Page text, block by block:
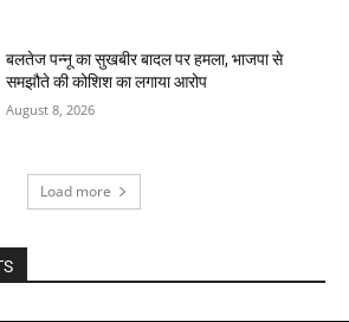
बलतेज पन्नू का सुखबीर बादल पर हमला, भाजपा से
समझौते की कोशिश का लगाया आरोप
August 8, 2026
Load more